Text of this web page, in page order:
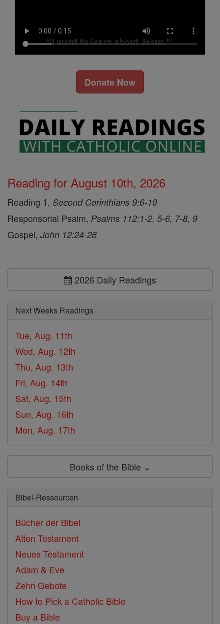
Donate Now
Reading for August 10th, 2026
Reading 1, Second Corinthians 9:6-10
Responsorial Psalm, Psalms 112:1-2, 5-6, 7-8, 9
Gospel, John 12:24-26
2026 Daily Readings
Next Weeks Readings
Tue, Aug. 11th
Wed, Aug. 12th
Thu, Aug. 13th
Fri, Aug. 14th
Sat, Aug. 15th
Sun, Aug. 16th
Mon, Aug. 17th
Books of the Bible ⌄
Bibel-Ressourcen
Bücher der Bibel
Alten Testament
Neues Testament
Adam & Eve
Zehn Gebote
How to Pick a Catholic Bible
Buy a Bible